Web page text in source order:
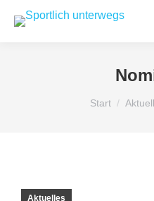
Sie befinden
Start
Aktuelles